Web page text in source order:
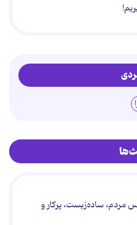
مردم، ساده‌زیست، پرکار و